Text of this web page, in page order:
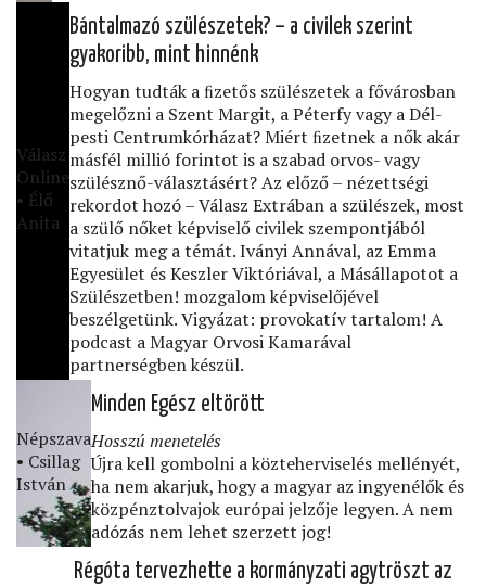
Válasz
Online
• Élő
Anita
Bántalmazó szülészetek? – a civilek szerint
gyakoribb, mint hinnénk
Hogyan tudták a ﬁzetős szülészetek a fővárosban
megelőzni a Szent Margit, a Péterfy vagy a Dél-
pesti Centrumkórházat? Miért ﬁzetnek a nők akár
másfél millió forintot is a szabad orvos- vagy
szülésznő-választásért? Az előző – nézettségi
rekordot hozó – Válasz Extrában a szülészek, most
a szülő nőket képviselő civilek szempontjából
vitatjuk meg a témát. Iványi Annával, az Emma
Egyesület és Keszler Viktóriával, a Másállapotot a
Szülészetben! mozgalom képviselőjével
beszélgetünk. Vigyázat: provokatív tartalom! A
podcast a Magyar Orvosi Kamarával
partnerségben készül.
Népszava
• Csillag
István
Minden Egész eltörött
Hosszú menetelés
Újra kell gombolni a közteherviselés mellényét,
ha nem akarjuk, hogy a magyar az ingyenélők és
közpénztolvajok európai jelzője legyen. A nem
adózás nem lehet szerzett jog!
Régóta tervezhette a kormányzati agytröszt az